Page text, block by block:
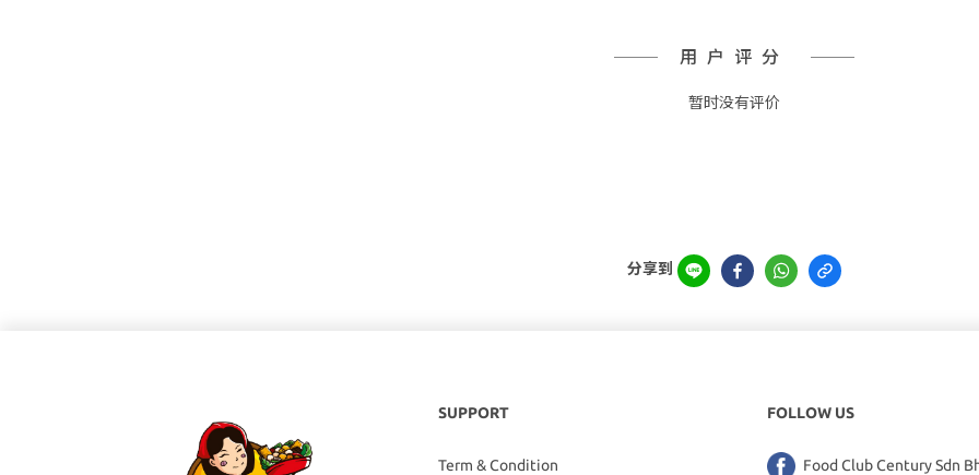
用户评分
暂时没有评价
分享到
SUPPORT
Term & Condition
FOLLOW US
Food Club Century Sdn